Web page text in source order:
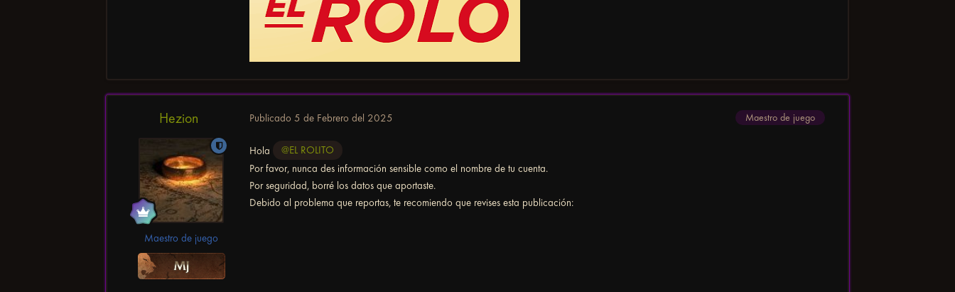
Hezion
Maestro de juego
Maestro de juego
Publicado5 de Febrero del 2025
Hola
@EL ROLITO
Por favor, nunca des información sensible como el nombre de tu cuenta.
Por seguridad, borré los datos que aportaste.
Debido al problema que reportas, te recomiendo que revises esta publicación: